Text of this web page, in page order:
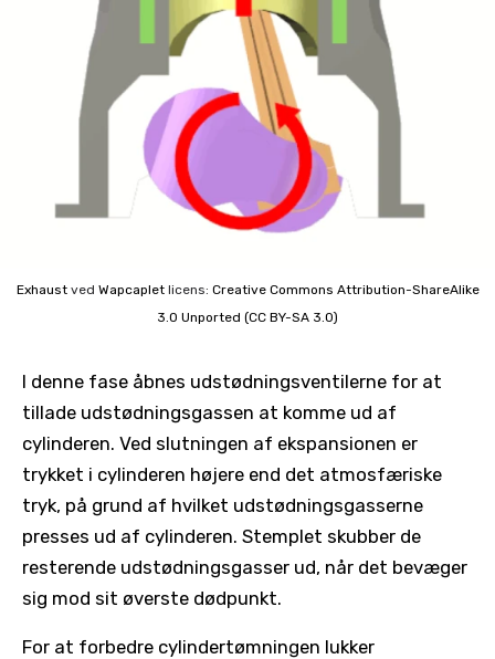
Exhaust ved Wapcaplet licens: Creative Commons Attribution-ShareAlike
3.0 Unported (CC BY-SA 3.0)
I denne fase åbnes udstødningsventilerne for at
tillade udstødningsgassen at komme ud af
cylinderen. Ved slutningen af ​​ekspansionen er
trykket i cylinderen højere end det atmosfæriske
tryk, på grund af hvilket udstødningsgasserne
presses ud af cylinderen. Stemplet skubber de
resterende udstødningsgasser ud, når det bevæger
sig mod sit øverste dødpunkt.
For at forbedre cylindertømningen lukker